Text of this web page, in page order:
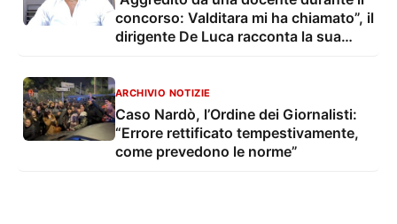
concorso: Valditara mi ha chiamato”, il
dirigente De Luca racconta la sua
ARCHIVIO NOTIZIE
Caso Nardò, l’Ordine dei Giornalisti:
“Errore rettificato tempestivamente,
come prevedono le norme”